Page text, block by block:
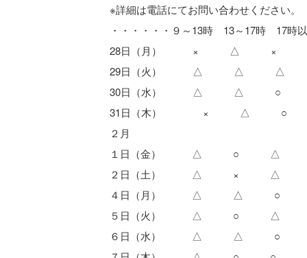
※詳細は電話にてお問い合わせください。
・・・・・・９～13時 13～17時 17時以
28日（月） × △ ×
29日（火） △ △ △
30日（水） △ △ ○
31日（木） × △ ○
２月
１日（金） △ ○ △
２日（土） △ × △
４日（月） △ △ ○
５日（火） △ ○ △
６日（水） △ △ ○